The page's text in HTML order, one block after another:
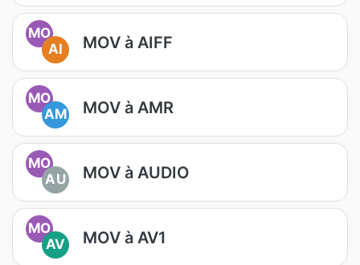
MO
AI
MOV à AIFF
MO
AM
MOV à AMR
MO
AU
MOV à AUDIO
MO
AV
MOV à AV1